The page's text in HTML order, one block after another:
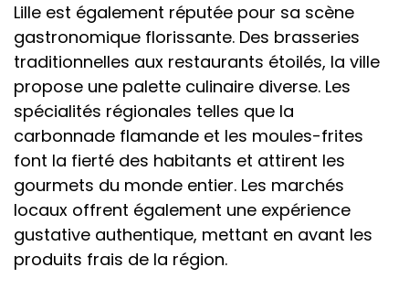
Lille est également réputée pour sa scène
gastronomique florissante. Des brasseries
traditionnelles aux restaurants étoilés, la ville
propose une palette culinaire diverse. Les
spécialités régionales telles que la
carbonnade flamande et les moules-frites
font la fierté des habitants et attirent les
gourmets du monde entier. Les marchés
locaux offrent également une expérience
gustative authentique, mettant en avant les
produits frais de la région.